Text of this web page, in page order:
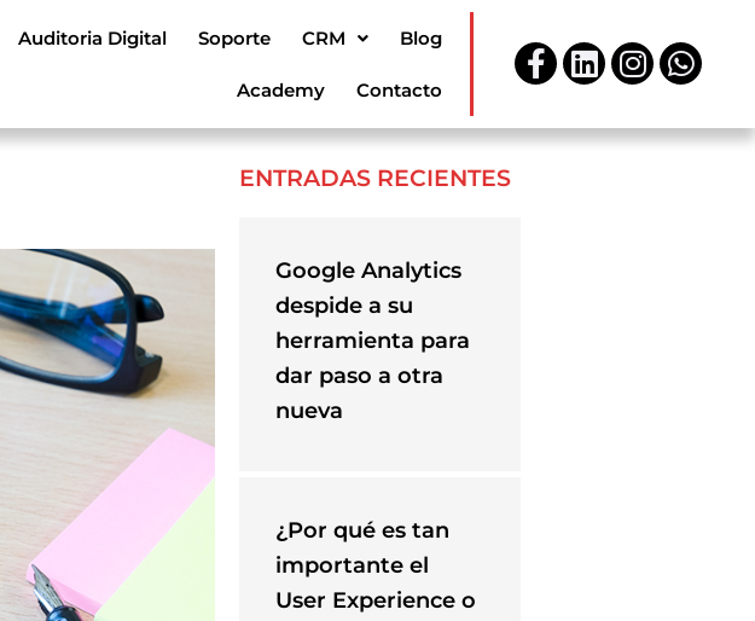
Auditoria Digital Soporte CRM Blog
Academy Contacto
Facebook-
f
Linkedin
ENTRADAS RECIENTES
Google Analytics
despide a su
herramienta para
dar paso a otra
nueva
¿Por qué es tan
importante el
User Experience o